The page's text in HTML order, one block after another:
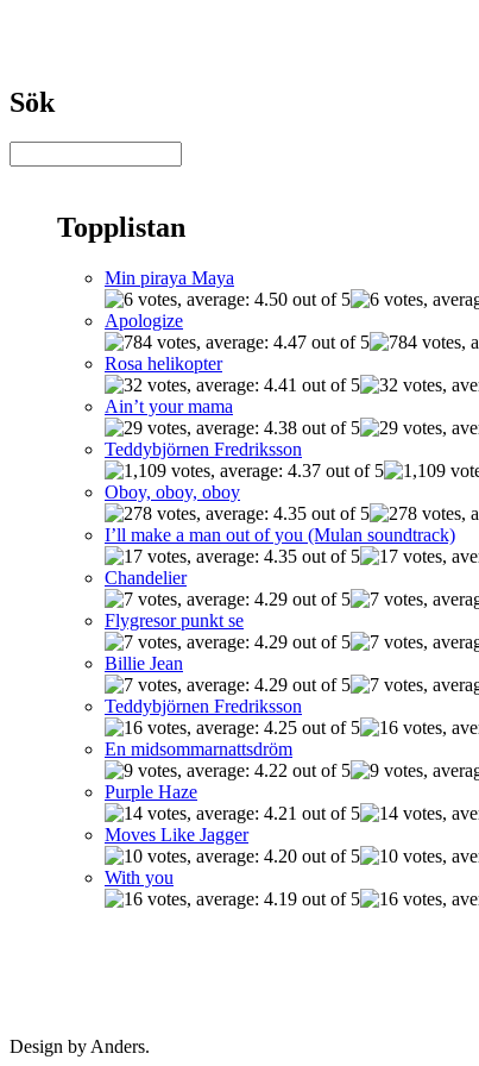
Sök
Topplistan
Min piraya Maya
Apologize
Rosa helikopter
Ain’t your mama
Teddybjörnen Fredriksson
Oboy, oboy, oboy
I’ll make a man out of you (Mulan soundtrack)
Chandelier
Flygresor punkt se
Billie Jean
Teddybjörnen Fredriksson
En midsommarnattsdröm
Purple Haze
Moves Like Jagger
With you
Design by Anders.